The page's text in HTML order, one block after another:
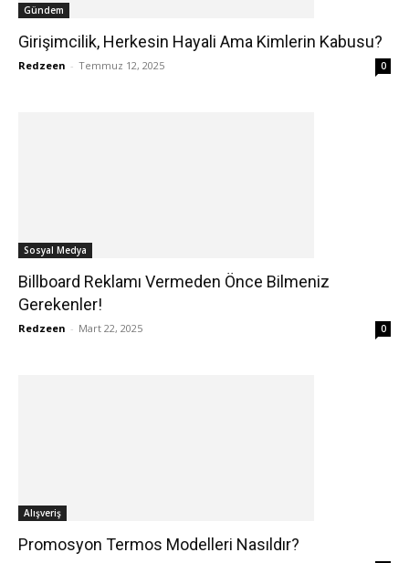
Gündem
Girişimcilik, Herkesin Hayali Ama Kimlerin Kabusu?
Redzeen - Temmuz 12, 2025 0
Sosyal Medya
Billboard Reklamı Vermeden Önce Bilmeniz
Gerekenler!
Redzeen - Mart 22, 2025 0
Alışveriş
Promosyon Termos Modelleri Nasıldır?